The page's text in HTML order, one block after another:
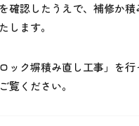
確認したうえで、補修か
します。
ック塀積み直し工事」を
覧ください。